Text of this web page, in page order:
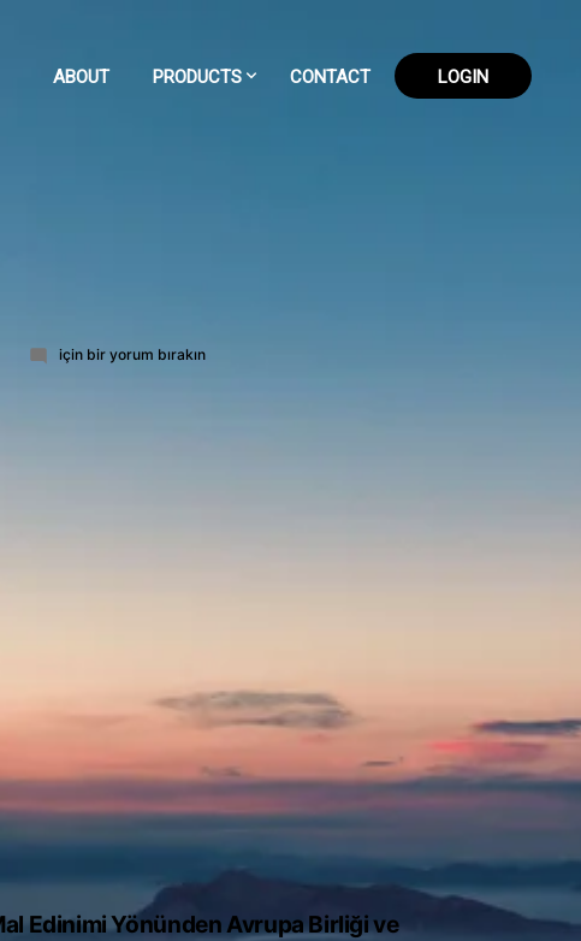
ABOUT PRODUCTS CONTACT LOGIN
59-
için bir yorum bırakın
Edinimi Yönünden Avrupa Birliği ve